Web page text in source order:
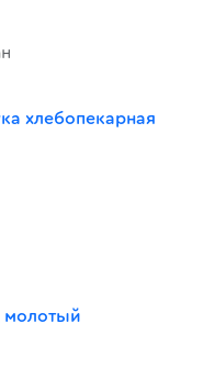
хлебопекарная
молотый